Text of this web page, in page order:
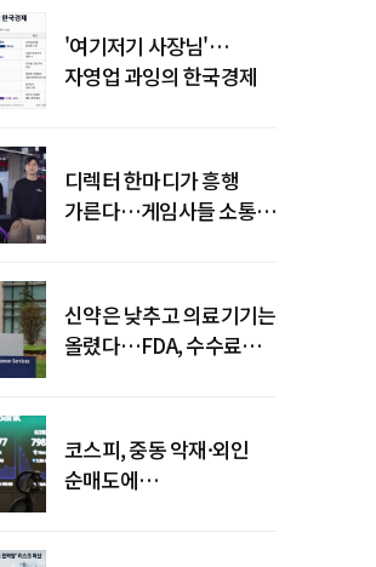
'여기저기 사장님'…
자영업 과잉의 한국경제
디렉터 한마디가 흥행
가른다…게임사들 소통
신약은 낮추고 의료기기는
올렸다…FDA, 수수료
코스피, 중동 악재·외인
순매도에